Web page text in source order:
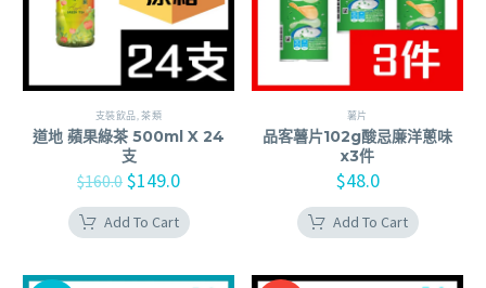
支裝飲品 ,茶類
道地 蘋果綠茶 500ml X 24
支
$160.0 $149.0
Add To Cart
薯片
品客薯片102g酸忌廉洋蔥味
x3件
$48.0
Add To Cart